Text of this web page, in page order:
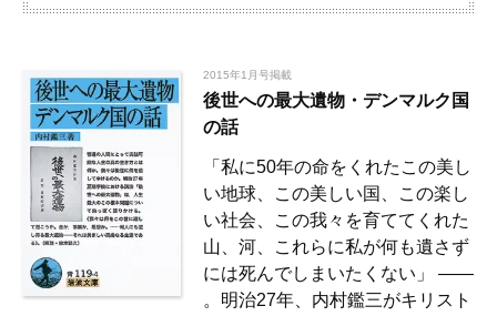
2015年1月号掲載
後世への最大遺物・デンマルク国
の話
「私に50年の命をくれたこの美し
い地球、この美しい国、この楽し
い社会、この我々を育ててくれた
山、河、これらに私が何も遺さず
には死んでしまいたくない」 ――
。明治27年、内村鑑三がキリスト